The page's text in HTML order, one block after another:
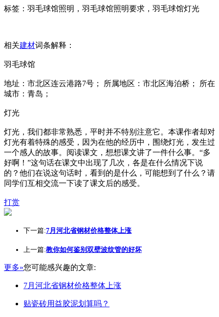
标签：羽毛球馆照明，羽毛球馆照明要求，羽毛球馆灯光
相关建材词条解释：
羽毛球馆
地址：市北区连云港路7号； 所属地区：市北区海泊桥； 所在
城市：青岛；
灯光
灯光，我们都非常熟悉，平时并不特别注意它。本课作者却对
灯光有着特殊的感受，因为在他的经历中，围绕灯光，发生过
一个感人的故事。阅读课文，想想课文讲了一件什么事。“多
好啊！”这句话在课文中出现了几次，各是在什么情况下说
的？他们在说这句话时，看到的是什么，可能想到了什么？请
同学们互相交流一下读了课文后的感受。
打赏
下一篇:7月河北省钢材价格整体上涨
上一篇:教你如何鉴别双壁波纹管的好坏
更多»您可能感兴趣的文章:
7月河北省钢材价格整体上涨
贴瓷砖用益胶泥划算吗？